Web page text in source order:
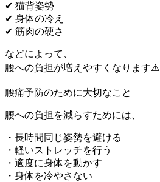
✔ 猫背姿勢
✔ 身体の冷え
✔ 筋肉の硬さ
などによって、
腰への負担が増えやすくなります⚠️
腰痛予防のために大切なこと
腰への負担を減らすためには、
・長時間同じ姿勢を避ける
・軽いストレッチを行う
・適度に身体を動かす
・身体を冷やさない